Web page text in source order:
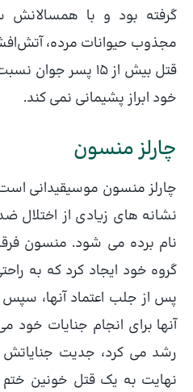
گرفته بود و با همسالانش
مجذوب حیوانات مرده،
قتل بیش از 15 پسر
خود ابراز پشیمانی نمی کند.
چارلز منسون
چارلز منسون موسیقیدانی
نشانه های زیادی از اختلال
نام برده می شود. منسون
گروه خود ایجاد کرد که به
پس از جلب اعتماد آنها،
آنها برای انجام جنایات خود
رشد می کرد، جدیت جنایاتش
نهایت به یک قتل خونین